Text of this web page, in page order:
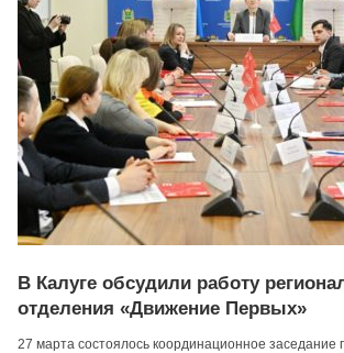
В Калуге обсудили работу
отделения «Движение Первых»
27 марта состоялось координационное заседание